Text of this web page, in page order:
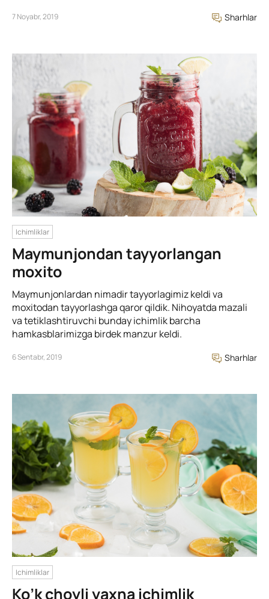
7 Noyabr, 2019 Sharhlar
Ichimliklar
Maymunjondan tayyorlangan
moxito
Maymunjonlardan nimadir tayyorlagimiz keldi va
moxitodan tayyorlashga qaror qildik. Nihoyatda mazali
va tetiklashtiruvchi bunday ichimlik barcha
hamkasblarimizga birdek manzur keldi.
6 Sentabr, 2019 Sharhlar
Ichimliklar
Ko’k choyli yaxna ichimlik